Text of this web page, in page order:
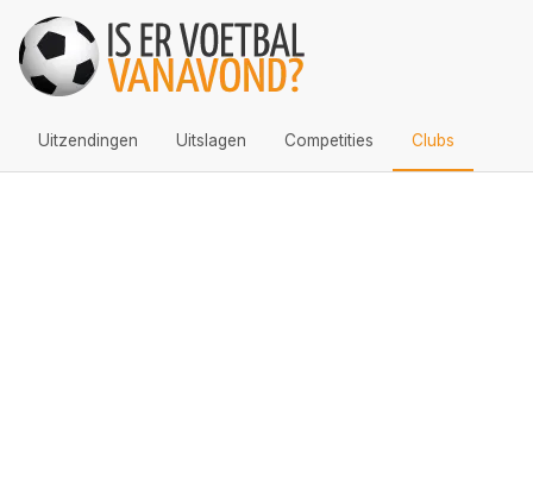
Uitzendingen Uitslagen Competities Clubs